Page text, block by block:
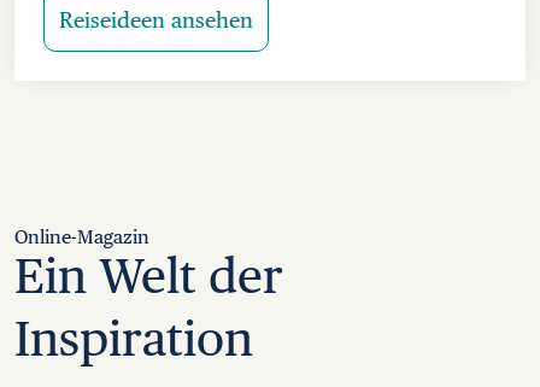
Reiseideen ansehen
Online-Magazin
Ein Welt der
Inspiration